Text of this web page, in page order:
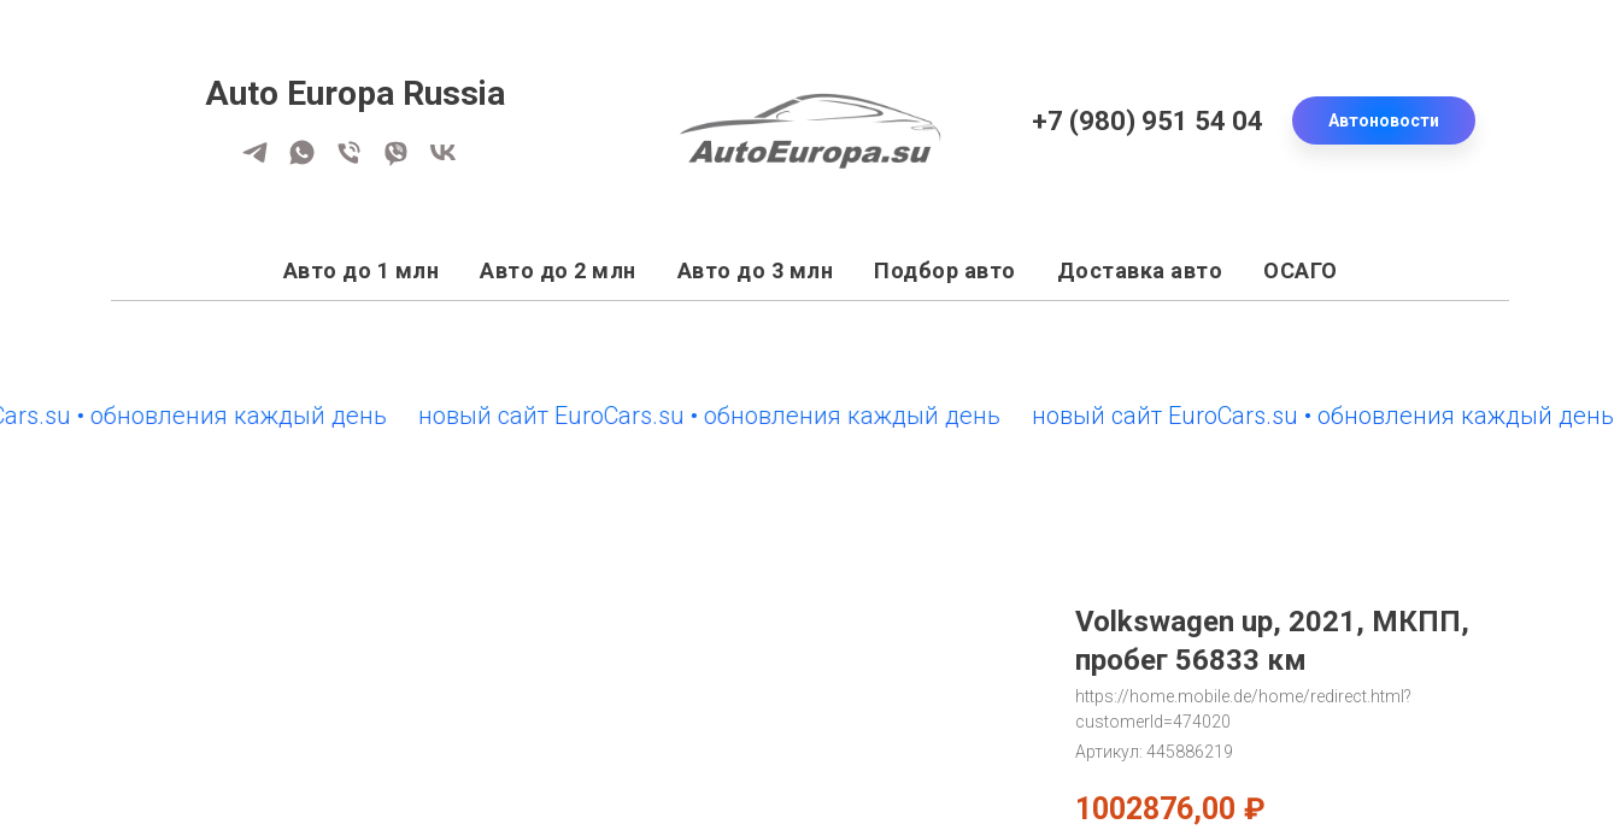
Auto Europa Russia
+7 (980) 951 54 04 Автоновости
Авто до 1 млн Авто до 2 млн Авто до 3 млн Подбор авто Доставка авто ОСАГО
• обновления каждый день новый сайт EuroCars.su • обновления каждый день новый сайт EuroCars.su • обновления каждый день
Volkswagen up, 2021, МКПП,
пробег 56833 км
https://home.mobile.de/home/redirect.html?
customerId=474020
Артикул: 445886219
1002876,00 ₽